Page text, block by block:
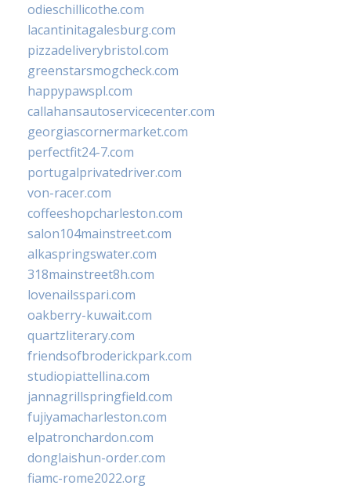
odieschillicothe.com
lacantinitagalesburg.com
pizzadeliverybristol.com
greenstarsmogcheck.com
happypawspl.com
callahansautoservicecenter.com
georgiascornermarket.com
perfectfit24-7.com
portugalprivatedriver.com
von-racer.com
coffeeshopcharleston.com
salon104mainstreet.com
alkaspringswater.com
318mainstreet8h.com
lovenailsspari.com
oakberry-kuwait.com
quartzliterary.com
friendsofbroderickpark.com
studiopiattellina.com
jannagrillspringfield.com
fujiyamacharleston.com
elpatronchardon.com
donglaishun-order.com
fiamc-rome2022.org